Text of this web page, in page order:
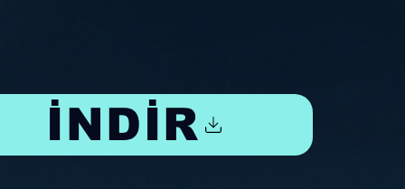
İNDİR